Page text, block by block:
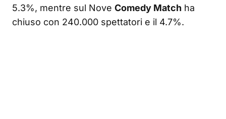
5.3%, mentre sul Nove Comedy Match ha
chiuso con 240.000 spettatori e il 4.7%.